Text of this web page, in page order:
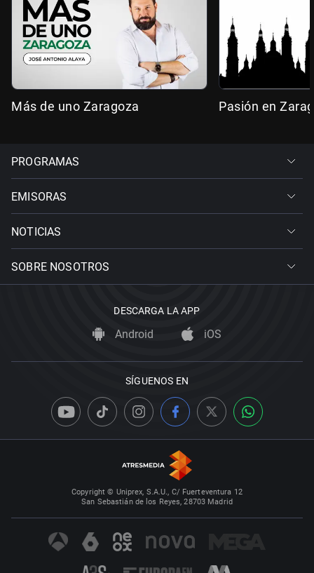
Más de uno Zaragoza Pasión en
PROGRAMAS
EMISORAS
NOTICIAS
SOBRE NOSOTROS
DESCARGA LA APP
Android iOS
SÍGUENOS EN
Copyright © Uniprex, S.A.U., C/ Fuerteventura 12
San Sebastián de los Reyes, 28703 Madrid